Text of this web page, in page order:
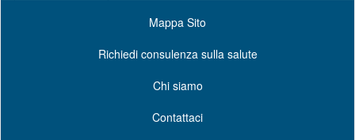
Mappa Sito
Richiedi consulenza sulla salute
Chi siamo
Contattaci